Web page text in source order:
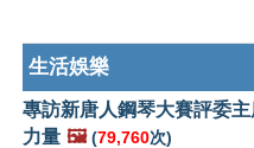
生活娛樂
專訪新唐人鋼琴大賽評委
力量 🖼️ (79,760次)